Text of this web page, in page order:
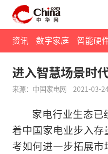
资讯 数字家庭 智能硬
进入智慧场景时
来源：中国家电网 2021-03-
家电行业生态
着中国家电业步入
考如何进一步拓展